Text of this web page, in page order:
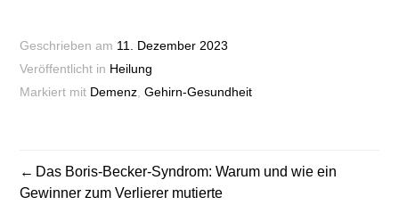
Geschrieben am 11. Dezember 2023
Veröffentlicht in Heilung
Markiert mit Demenz ,Gehirn-Gesundheit
BEITRAGSNAVIGATION
Das Boris-Becker-Syndrom: Warum und wie ein
Gewinner zum Verlierer mutierte